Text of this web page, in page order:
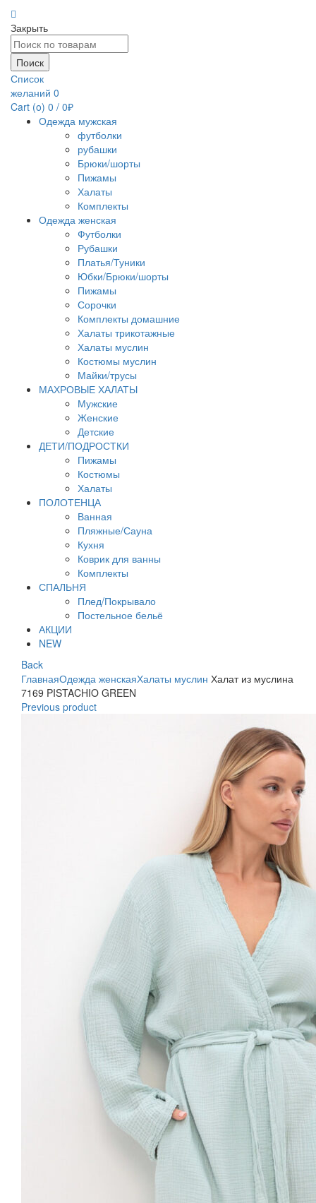
Закрыть
Поиск
по:Поиск
Список
желаний 0
Cart (o) 0 / 0₽
Одежда мужская
футболки
рубашки
Брюки/шорты
Пижамы
Халаты
Комплекты
Одежда женская
Футболки
Рубашки
Платья/Туники
Юбки/Брюки/шорты
Пижамы
Сорочки
Комплекты домашние
Халаты трикотажные
Халаты муслин
Костюмы муслин
Майки/трусы
МАХРОВЫЕ ХАЛАТЫ
Мужские
Женские
Детские
ДЕТИ/ПОДРОСТКИ
Пижамы
Костюмы
Халаты
ПОЛОТЕНЦА
Ванная
Пляжные/Сауна
Кухня
Коврик для ванны
Комплекты
СПАЛЬНЯ
Плед/Покрывало
Постельное бельё
АКЦИИ
NEW
Back
ГлавнаяОдежда женскаяХалаты муслин Халат из муслина
7169 PISTACHIO GREEN
Previous product